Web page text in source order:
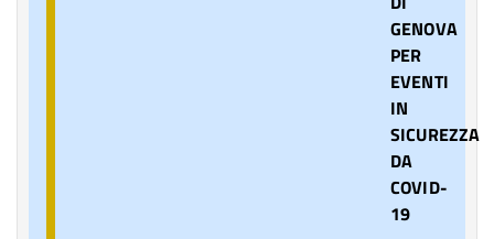
GENOVA
PER
EVENTI
IN
SICUREZZA
DA
COVID-
19